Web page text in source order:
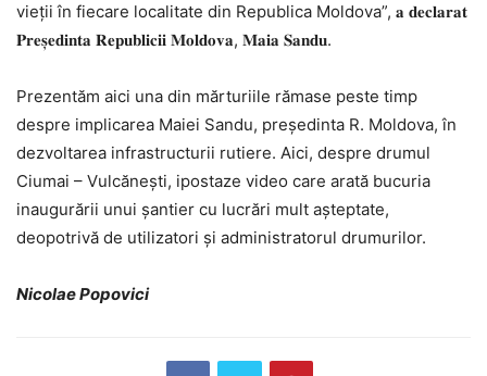
vieții în fiecare localitate din Republica Moldova”, 𝐚 𝐝𝐞𝐜𝐥𝐚𝐫𝐚𝐭
𝐏𝐫𝐞𝐬̦𝐞𝐝𝐢𝐧𝐭𝐚 𝐑𝐞𝐩𝐮𝐛𝐥𝐢𝐜𝐢𝐢 𝐌𝐨𝐥𝐝𝐨𝐯𝐚, 𝐌𝐚𝐢𝐚 𝐒𝐚𝐧𝐝𝐮.
Prezentăm aici una din mărturiile rămase peste timp
despre implicarea Maiei Sandu, președinta R. Moldova, în
dezvoltarea infrastructurii rutiere. Aici, despre drumul
Ciumai – Vulcănești, ipostaze video care arată bucuria
inaugurării unui șantier cu lucrări mult așteptate,
deopotrivă de utilizatori și administratorul drumurilor.
Nicolae Popovici